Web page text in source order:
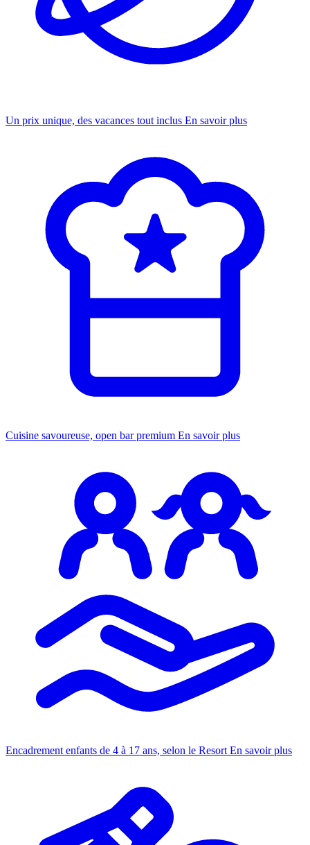
Un prix unique, des vacances tout inclus En savoir plus
Cuisine savoureuse, open bar premium En savoir plus
Encadrement enfants de 4 à 17 ans, selon le Resort En savoir plus